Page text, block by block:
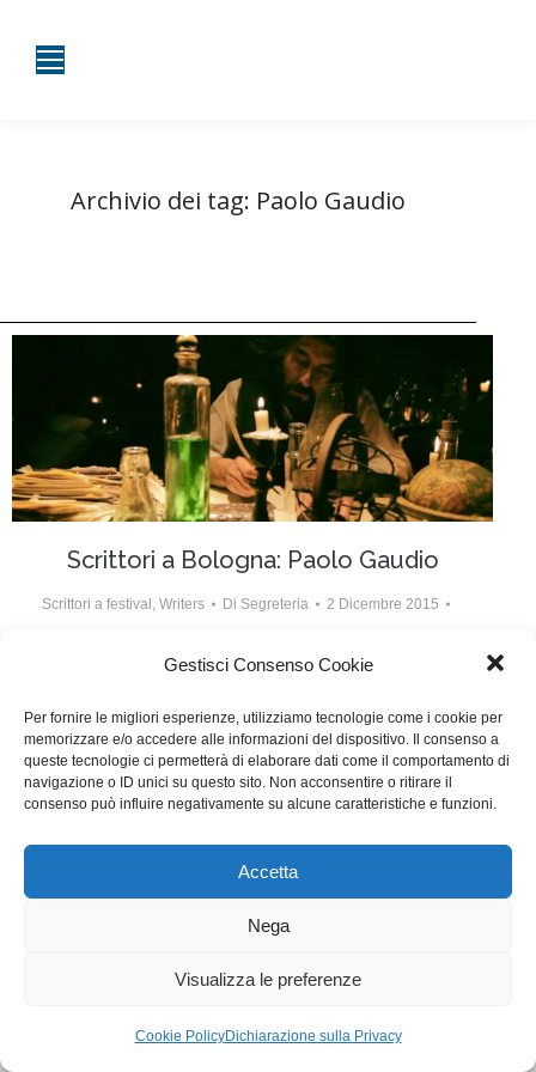
Gestisci Consenso Cookie
Per fornire le migliori esperienze, utilizziamo tecnologie come i cookie per
memorizzare e/o accedere alle informazioni del dispositivo. Il consenso a
queste tecnologie ci permetterà di elaborare dati come il comportamento di
navigazione o ID unici su questo sito. Non acconsentire o ritirare il
consenso può influire negativamente su alcune caratteristiche e funzioni.
Accetta
Nega
Visualizza le preferenze
Cookie PolicyDichiarazione sulla Privacy
Archivio dei tag: Paolo Gaudio
Scrittori a Bologna: Paolo Gaudio
Scrittori a festival , Writers Di Segreteria 2 Dicembre 2015
Fantasticherie di un Passeggiatore Solitario scritto e
diretto da Paolo Gaudio
+39 347 2461036
segreteria@writersguilditalia.it
WGItalia
Cookie & Privacy Policy